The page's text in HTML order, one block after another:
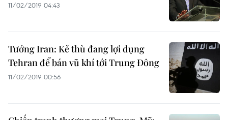
11/02/2019 04:43
Tướng Iran: Kẻ thù đang lợi dụng
Tehran để bán vũ khí tới Trung Đông
11/02/2019 00:56